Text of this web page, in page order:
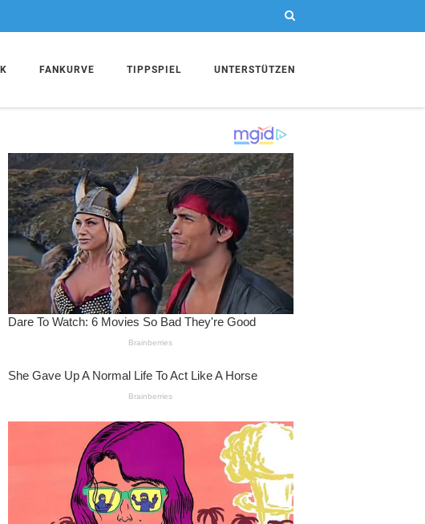
FANKURVE TIPPSPIEL UNTERSTÜTZEN